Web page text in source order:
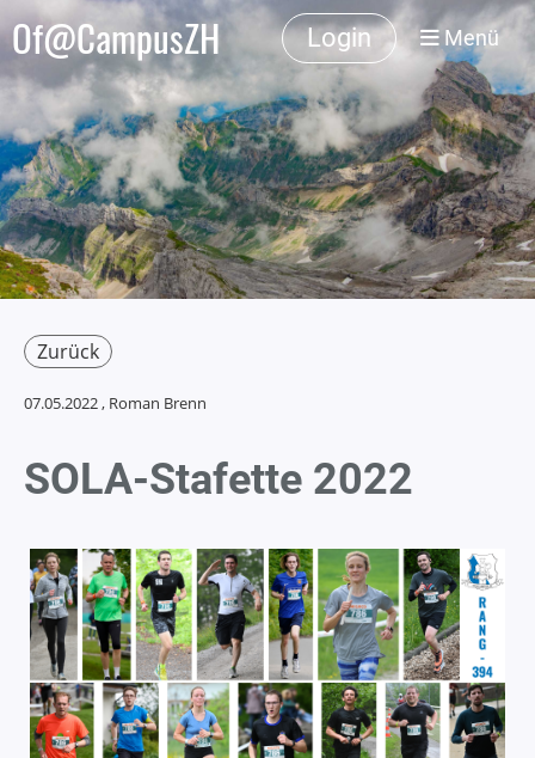
Of@CampusZH Login Menü
Zurück
07.05.2022, Roman Brenn
SOLA-Stafette 2022